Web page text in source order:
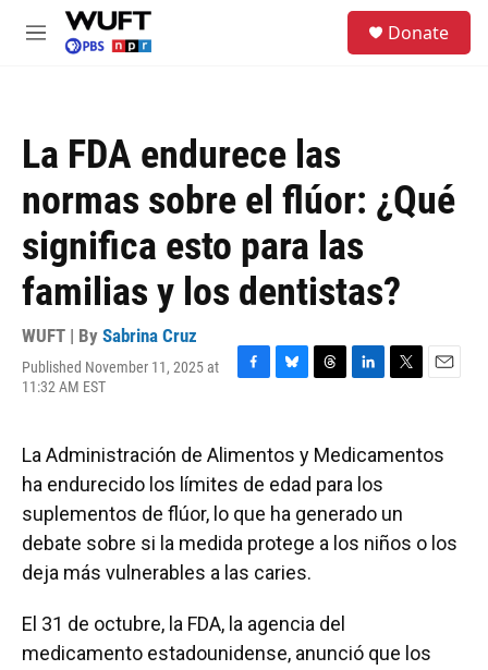
Skip to main content
M
Donate
La FDA endurece las
normas sobre el flúor: ¿Qué
significa esto para las
familias y los dentistas?
WUFT | By Sabrina Cruz
Published November 11, 2025 at
11:32 AM EST
F
e
b
o
o
k
B
e
s
k
y
T
e
a
d
s
L
k
e
d
I
n
T
t
t
r
E
i
l
La Administración de Alimentos y Medicamentos
ha endurecido los límites de edad para los
suplementos de flúor, lo que ha generado un
debate sobre si la medida protege a los niños o los
deja más vulnerables a las caries.
El 31 de octubre, la FDA, la agencia del
medicamento estadounidense, anunció que los